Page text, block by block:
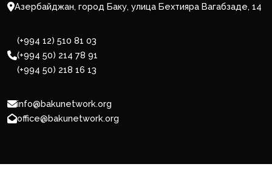
Азербайджан, город Баку, улица Бехтияра Вагабзаде, 14
(+994 12) 510 81 03
(+994 50) 214 78 91
(+994 50) 218 16 13
info@bakunetwork.org
office@bakunetwork.org